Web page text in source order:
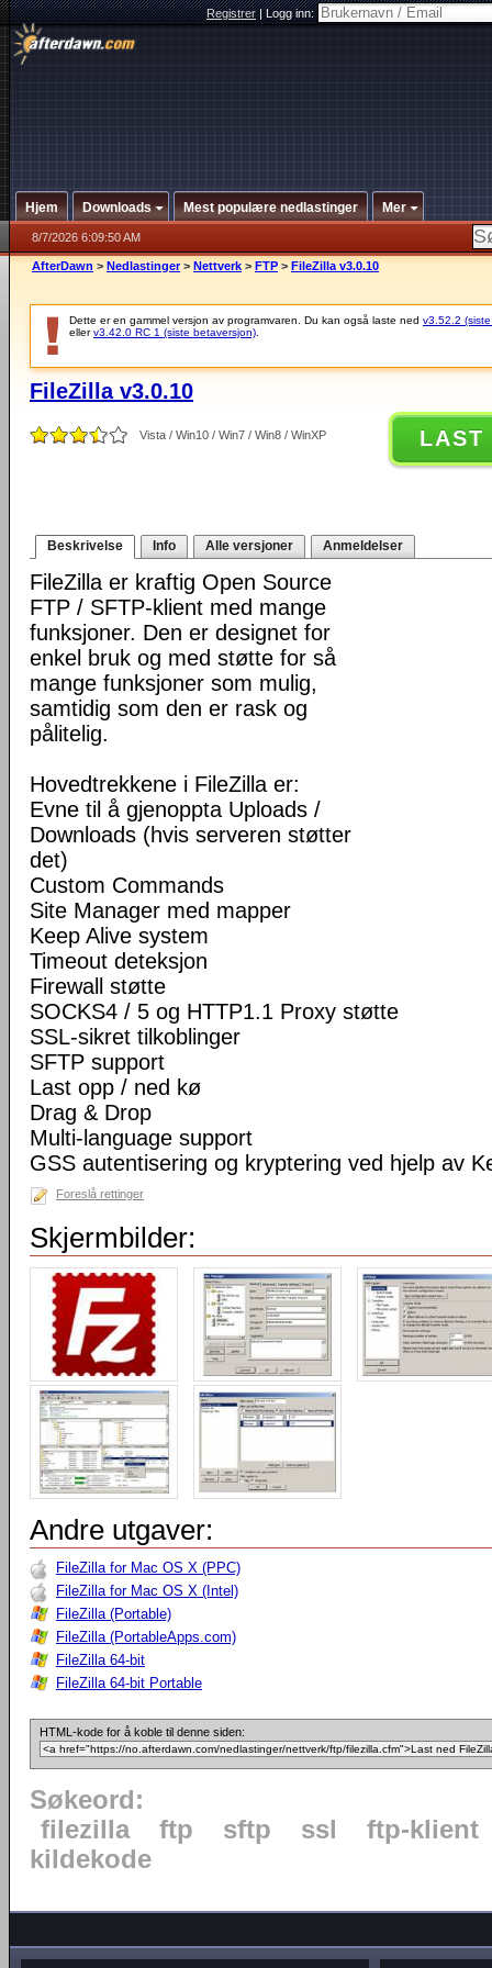
Registrer|Logg inn:
Hjem Downloads Mest populære nedlastinger Mer
8/7/2026 6:09:50 AM
AfterDawn > Nedlastinger > Nettverk > FTP > FileZilla v3.0.10
Dette er en gammel versjon av programvaren. Du kan også laste ned v3.52.2
ellerv3.42.0 RC 1 (siste betaversjon)
FileZilla v3.0.10
Vista / Win10 / Win7 / Win8 / WinXP LAST
Beskrivelse Info Alle versjoner Anmeldelser
FileZilla er kraftig Open Source
FTP / SFTP-klient med mange
funksjoner. Den er designet for
enkel bruk og med støtte for så
mange funksjoner som mulig,
samtidig som den er rask og
pålitelig.
Hovedtrekkene i FileZilla er:
Evne til å gjenoppta Uploads /
Downloads (hvis serveren støtter
det)
Custom Commands
Site Manager med mapper
Keep Alive system
Timeout deteksjon
Firewall støtte
SOCKS4 / 5 og HTTP1.1 Proxy støtte
SSL-sikret tilkoblinger
SFTP support
Last opp / ned kø
Drag & Drop
Multi-language support
GSS autentisering og kryptering ved hjelp av
Foreslå rettinger
Skjermbilder:
Andre utgaver:
FileZilla for Mac OS X (PPC)
FileZilla for Mac OS X (Intel)
FileZilla (Portable)
FileZilla (PortableApps.com)
FileZilla 64-bit
FileZilla 64-bit Portable
HTML-kode for å koble til denne siden:
Søkeord:
filezilla
ftp sftp ssl
ftp-klient
kildekode